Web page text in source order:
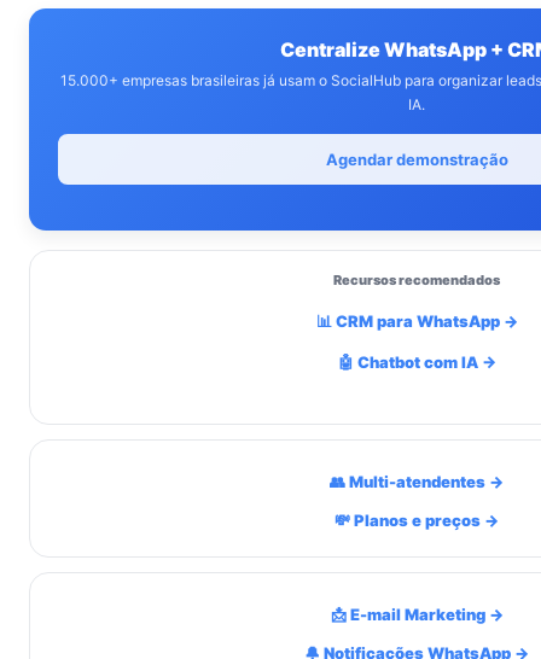
Centralize WhatsApp +
15.000+ empresas brasileiras já usam o SocialHub para organizar
IA.
Agendar demonstração
Recursos recomendados
📊 CRM para WhatsApp →
🤖 Chatbot com IA →
👥 Multi-atendentes →
💸 Planos e preços →
📩 E-mail Marketing →
🔔 Notificações WhatsApp →